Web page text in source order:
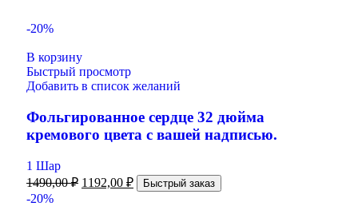
-20%
В корзину
Быстрый просмотр
Добавить в список желаний
Фольгированное сердце 32 дюйма
кремового цвета с вашей надписью.
1 Шар
1490,00₽ 1192,00 ₽ Быстрый заказ
-20%